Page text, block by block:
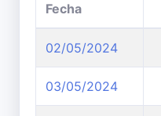
Fecha
02/05/2024
03/05/2024